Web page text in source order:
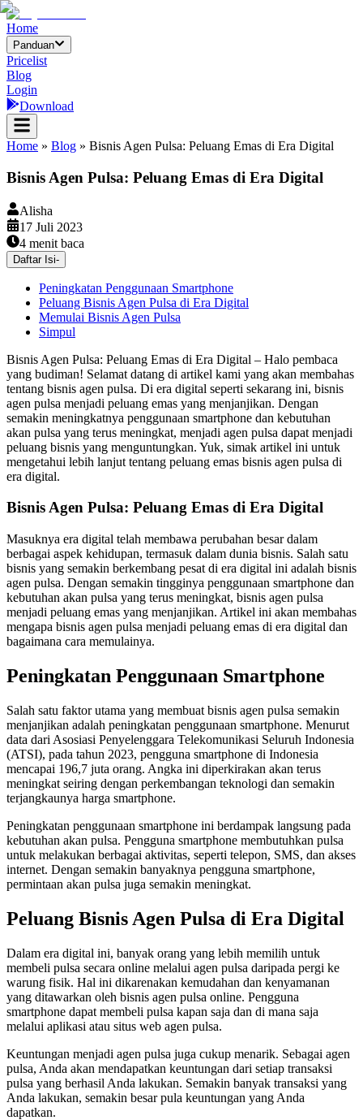
Home
Panduan
Pricelist
Blog
Login
Download
Home » Blog » Bisnis Agen Pulsa: Peluang Emas di Era Digital
Bisnis Agen Pulsa: Peluang Emas di Era Digital
Alisha
17 Juli 2023
4 menit baca
Daftar Isi-
Peningkatan Penggunaan Smartphone
Peluang Bisnis Agen Pulsa di Era Digital
Memulai Bisnis Agen Pulsa
Simpul
Bisnis Agen Pulsa: Peluang Emas di Era Digital – Halo pembaca
yang budiman! Selamat datang di artikel kami yang akan membahas
tentang bisnis agen pulsa. Di era digital seperti sekarang ini, bisnis
agen pulsa menjadi peluang emas yang menjanjikan. Dengan
semakin meningkatnya penggunaan smartphone dan kebutuhan
akan pulsa yang terus meningkat, menjadi agen pulsa dapat menjadi
peluang bisnis yang menguntungkan. Yuk, simak artikel ini untuk
mengetahui lebih lanjut tentang peluang emas bisnis agen pulsa di
era digital.
Bisnis Agen Pulsa: Peluang Emas di Era Digital
Masuknya era digital telah membawa perubahan besar dalam
berbagai aspek kehidupan, termasuk dalam dunia bisnis. Salah satu
bisnis yang semakin berkembang pesat di era digital ini adalah bisnis
agen pulsa. Dengan semakin tingginya penggunaan smartphone dan
kebutuhan akan pulsa yang terus meningkat, bisnis agen pulsa
menjadi peluang emas yang menjanjikan. Artikel ini akan membahas
mengapa bisnis agen pulsa menjadi peluang emas di era digital dan
bagaimana cara memulainya.
Peningkatan Penggunaan Smartphone
Salah satu faktor utama yang membuat bisnis agen pulsa semakin
menjanjikan adalah peningkatan penggunaan smartphone. Menurut
data dari Asosiasi Penyelenggara Telekomunikasi Seluruh Indonesia
(ATSI), pada tahun 2023, pengguna smartphone di Indonesia
mencapai 196,7 juta orang. Angka ini diperkirakan akan terus
meningkat seiring dengan perkembangan teknologi dan semakin
terjangkaunya harga smartphone.
Peningkatan penggunaan smartphone ini berdampak langsung pada
kebutuhan akan pulsa. Pengguna smartphone membutuhkan pulsa
untuk melakukan berbagai aktivitas, seperti telepon, SMS, dan akses
internet. Dengan semakin banyaknya pengguna smartphone,
permintaan akan pulsa juga semakin meningkat.
Peluang Bisnis Agen Pulsa di Era Digital
Dalam era digital ini, banyak orang yang lebih memilih untuk
membeli pulsa secara online melalui agen pulsa daripada pergi ke
warung fisik. Hal ini dikarenakan kemudahan dan kenyamanan
yang ditawarkan oleh bisnis agen pulsa online. Pengguna
smartphone dapat membeli pulsa kapan saja dan di mana saja
melalui aplikasi atau situs web agen pulsa.
Keuntungan menjadi agen pulsa juga cukup menarik. Sebagai agen
pulsa, Anda akan mendapatkan keuntungan dari setiap transaksi
pulsa yang berhasil Anda lakukan. Semakin banyak transaksi yang
Anda lakukan, semakin besar pula keuntungan yang Anda
dapatkan.